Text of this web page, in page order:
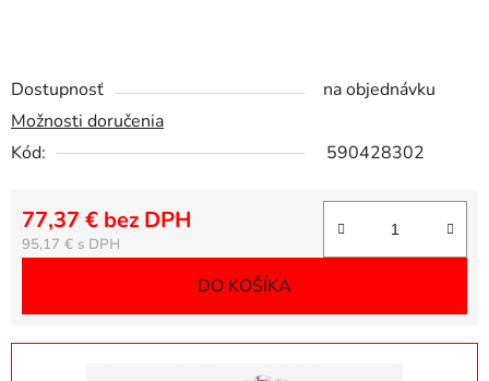
Dostupnosť
na objednávku
Možnosti doručenia
Kód:
590428302
95,17 €
77,37 € bez DPH
DO KOŠÍKA